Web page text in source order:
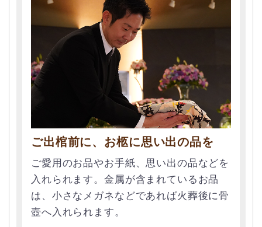
ご出棺前に、お柩に思い出の品を
ご愛用のお品やお手紙、思い出の品などを
入れられます。金属が含まれているお品
は、小さなメガネなどであれば火葬後に骨
壺へ入れられます。